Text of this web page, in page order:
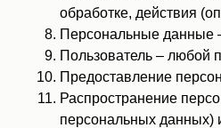
обработке, действия
Персональные данные
Пользователь – любой
Предоставление
Распространение
персональных данных)